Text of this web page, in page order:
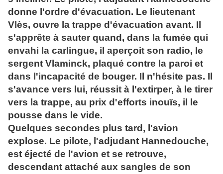
donne l'ordre d'évacuation. Le lieutenant
Vlès, ouvre la trappe d'évacuation avant. Il
s'apprête à sauter quand, dans la fumée qui
envahi la carlingue, il aperçoit son radio, le
sergent Vlaminck, plaqué contre la paroi et
dans l'incapacité de bouger. Il n'hésite pas. Il
s'avance vers lui, réussit à l'extirper, à le tirer
vers la trappe, au prix d'efforts inouïs, il le
pousse dans le vide.
Quelques secondes plus tard, l'avion
explose. Le pilote, l'adjudant Hannedouche,
est éjecté de l'avion et se retrouve,
descendant attaché aux sangles de son